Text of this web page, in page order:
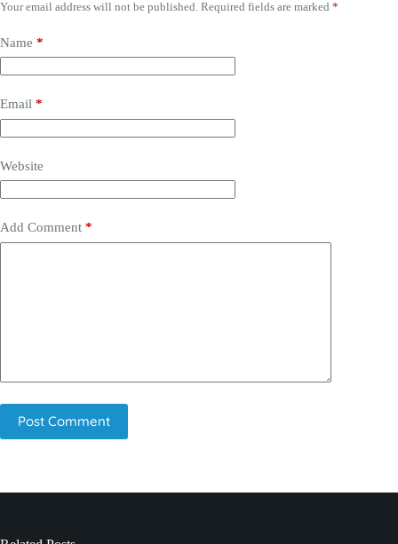
Your email address will not be published. Required fields are marked *
Name *
Email *
Website
Add Comment *
Post Comment